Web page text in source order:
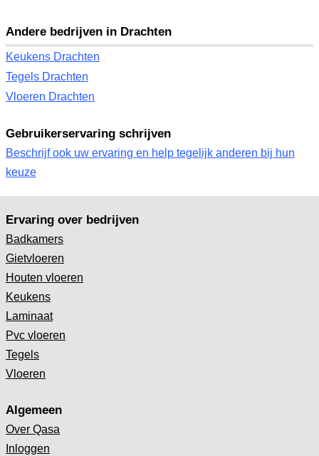
Andere bedrijven in Drachten
Keukens Drachten
Tegels Drachten
Vloeren Drachten
Gebruikerservaring schrijven
Beschrijf ook uw ervaring en help tegelijk anderen bij hun
keuze
Ervaring over bedrijven
Badkamers
Gietvloeren
Houten vloeren
Keukens
Laminaat
Pvc vloeren
Tegels
Vloeren
Algemeen
Over Qasa
Inloggen